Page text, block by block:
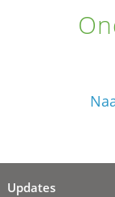
Updates